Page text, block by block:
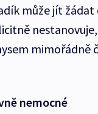
může jít
nemocné